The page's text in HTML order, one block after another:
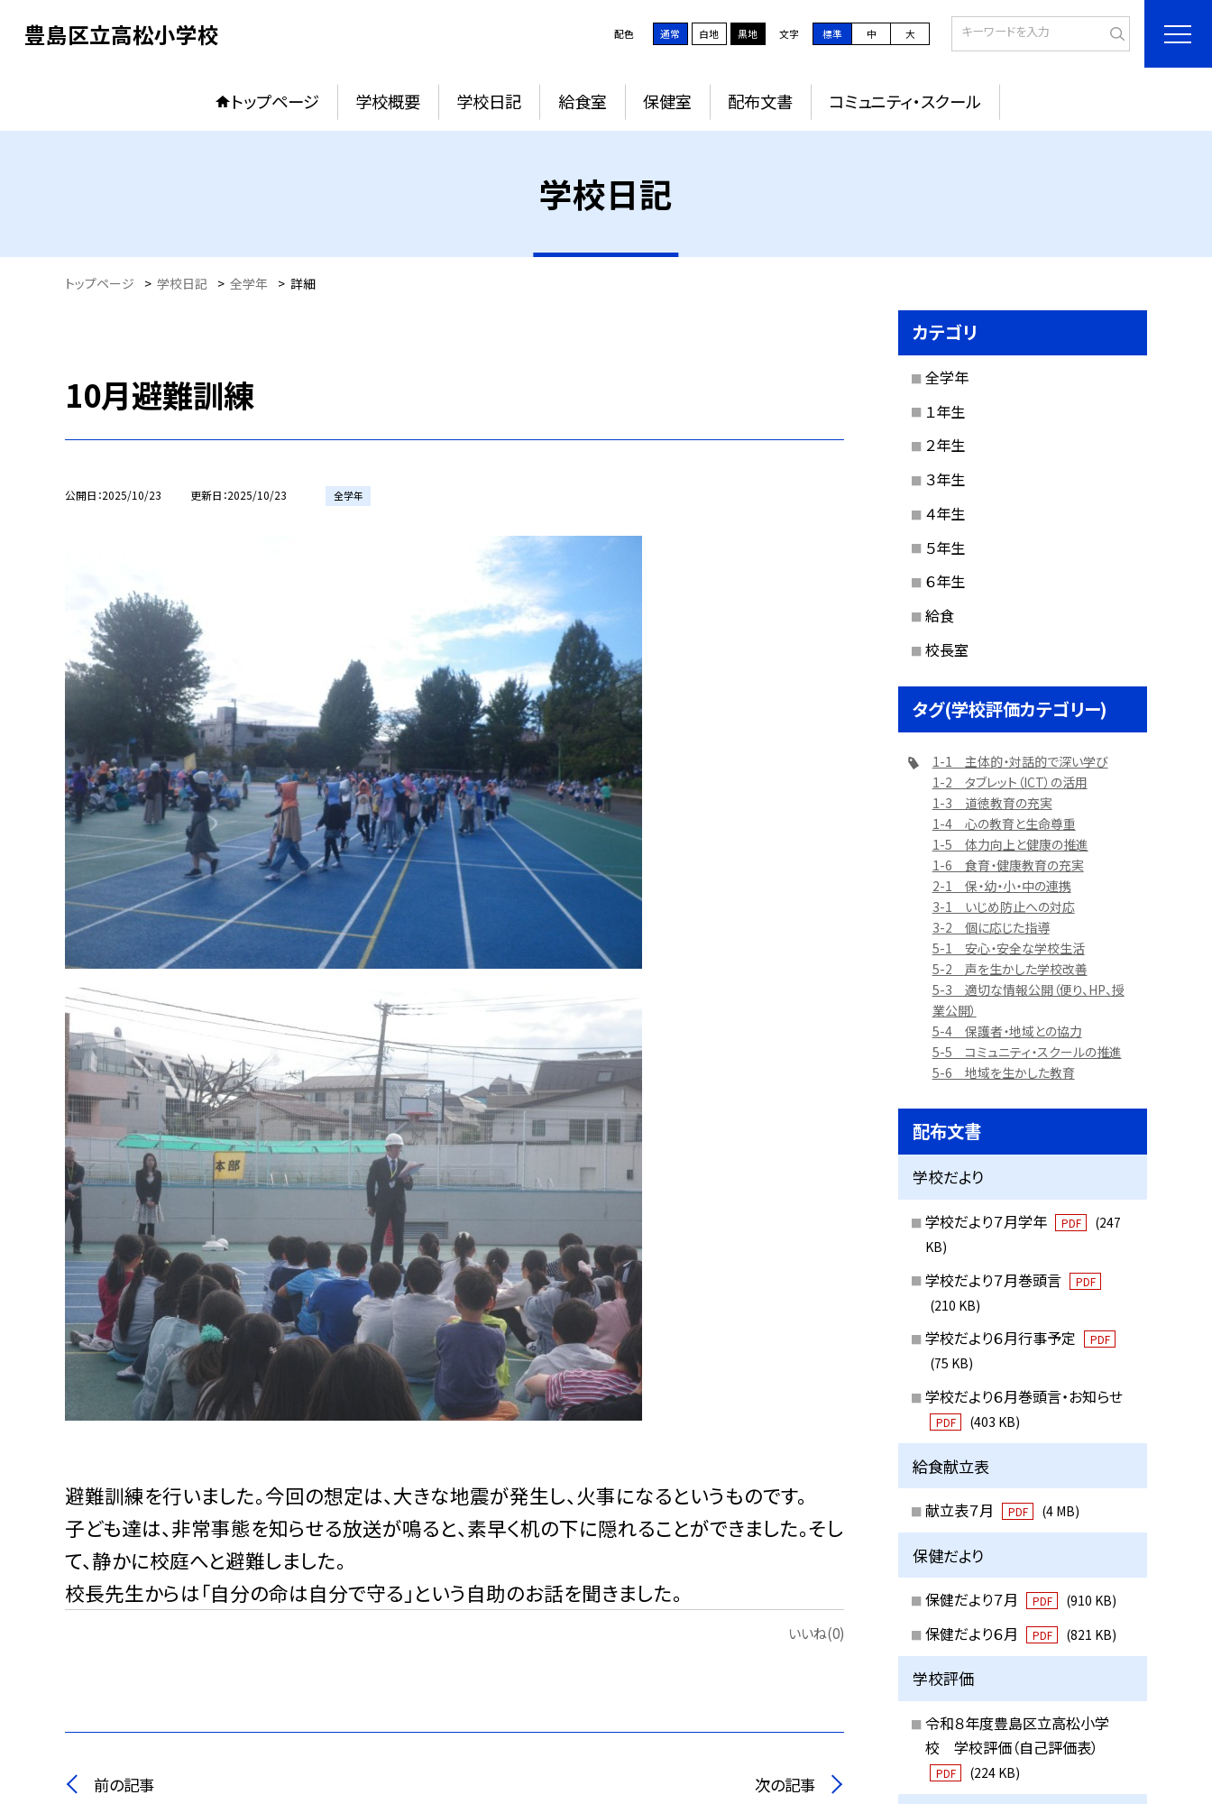
豊島区立高松小学校 配色 通常 白地 黒地 文字 標準 中 大
トップページ 学校概要 学校日記 給食室 保健室 配布文書 コミュニティ・スクール
学校日記
トップページ > 学校日記 > 全学年 > 詳細
10月避難訓練
公開日 2025/10/23 更新日 2025/10/23 全学年
避難訓練を行いました。今回の想定は、大きな地震が発生し、火事になるというものです。
子ども達は、非常事態を知らせる放送が鳴ると、素早く机の下に隠れることができました。そし
て、静かに校庭へと避難しました。
校長先生からは「自分の命は自分で守る」という自助のお話を聞きました。
いいね(0)
前の記事 次の記事
カテゴリ
全学年
１年生
２年生
３年生
４年生
５年生
６年生
給食
校長室
タグ(学校評価カテゴリー)
1-1 主体的・対話的で深い学び
1-2 タブレット（ICT）の活用
1-3 道徳教育の充実
1-4 心の教育と生命尊重
1-5 体力向上と健康の推進
1-6 食育・健康教育の充実
2-1 保・幼・小・中の連携
3-1 いじめ防止への対応
3-2 個に応じた指導
5-1 安心・安全な学校生活
5-2 声を生かした学校改善
5-3 適切な情報公開（便り、HP、授
業公開）
5-4 保護者・地域との協力
5-5 コミュニティ・スクールの推進
5-6 地域を生かした教育
配布文書
学校だより
学校だより７月学年 PDF
(247
KB)
学校だより７月巻頭言 PDF
(210 KB)
学校だより６月行事予定 PDF
(75 KB)
学校だより６月巻頭言・お知らせ
PDF (403 KB)
給食献立表
献立表７月 PDF (4 MB)
保健だより
保健だより７月 PDF (910 KB)
保健だより６月 PDF (821 KB)
学校評価
令和８年度豊島区立高松小学
校 学校評価（自己評価表）
PDF (224 KB)